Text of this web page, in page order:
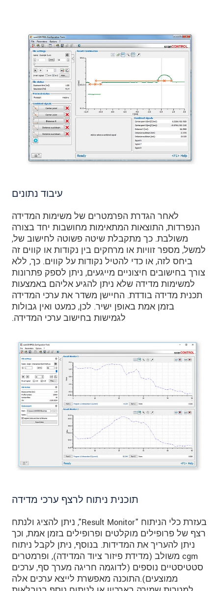
עיבוד נתונים
לאחר הגדרת הפרמטרים של משימות המדידה
הנפרדות, התוצאות המתאימות מחושבות יחד בצורה
משולבת. כך מתקבלת שיטה פשוטה לחישוב של,
למשל, מספר זוויות או מרחקים בין נקודות או קווים זה
ביחס לזה, או כדי להטיל נקודות על קווים. כך, ללא
צורך בחישובים חיצוניים מייגעים, ניתן לספק פתרונות
למשימות מדידה שלא ניתן להגיע אליהם באמצעות
תכנית מדידה בודדת. החיישן משדר את ערכי המדידה
בזמן אמת באופן ישיר. לכן, כמעט ואין גבולות
לגמישות בחישוב ערכי המדידה.
תוכנית ניתוח לרצף ערכי מדידה
בעזרת כלי הניתוח "Result Monitor", ניתן להציג ולנתח
רצף של פרופילים מוקלטים ופרופילים בזמן אמת, וכך
ניתן להעריך את המדידות. בנוסף, ניתן לקבל ניתוח
cgm משולב (מדידת פיזור ציוד המדידה), ופרמטרים
סטטיסטיים נוספים (לדוגמה חריגה מערך סף, ערכים
ממוצעים).התוכנה מאפשרת לייצא ערכים אלה